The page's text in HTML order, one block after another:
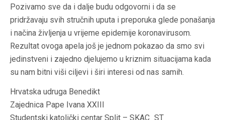
Pozivamo sve da i dalje budu odgovorni i da se
pridržavaju svih stručnih uputa i preporuka glede ponašanja
i načina življenja u vrijeme epidemije koronavirusom.
Rezultat ovoga apela još je jednom pokazao da smo svi
jedinstveni i zajedno djelujemo u kriznim situacijama kada
su nam bitni viši ciljevi i širi interesi od nas samih.
Hrvatska udruga Benedikt
Zajednica Pape Ivana XXIII
Studentski katolički centar Split – SKAC_ST